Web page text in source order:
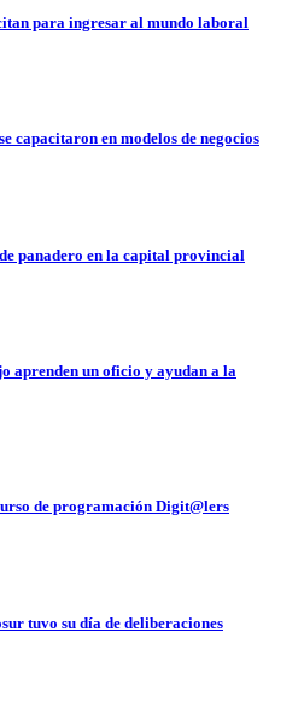
para ingresar al mundo laboral
capacitaron en modelos de negocios
panadero en la capital provincial
aprenden un oficio y ayudan a la
de programación Digit@lers
tuvo su día de deliberaciones